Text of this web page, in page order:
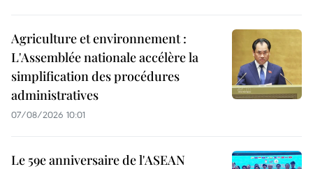
Agriculture et environnement :
L'Assemblée nationale accélère la
simplification des procédures
administratives
07/08/2026 10:01
Le 59e anniversaire de l'ASEAN